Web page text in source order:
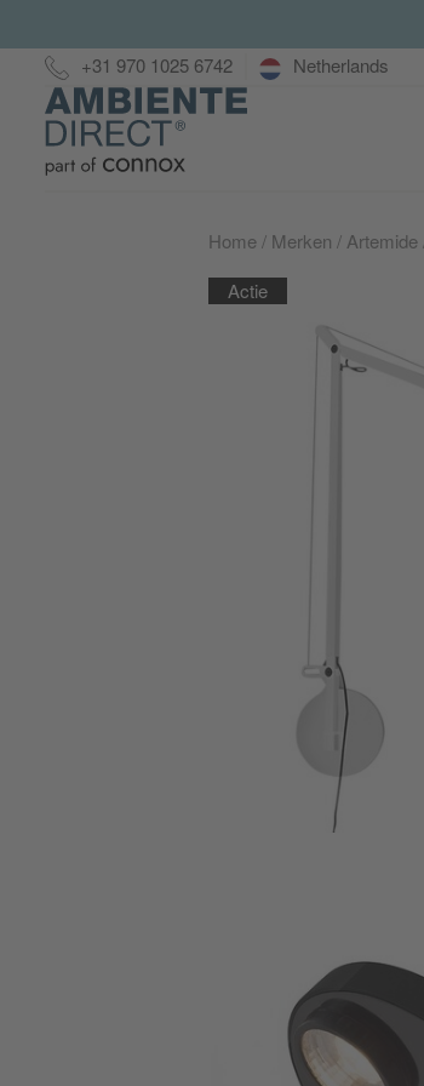
Hotline:
+31 970 1025 6742 Netherlands
Home
Home Merken Artemide
Actie